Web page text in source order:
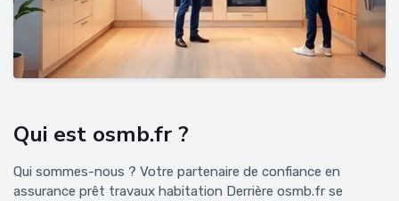
Qui est osmb.fr ?
Qui sommes-nous ? Votre partenaire de confiance en
assurance prêt travaux habitation Derrière osmb.fr se